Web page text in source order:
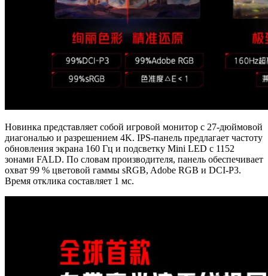
Новинка представляет собой игровой монитор с 27-дюймовой
диагональю и разрешением 4K. IPS-панель предлагает частоту
обновления экрана 160 Гц и подсветку Mini LED с 1152
зонами FALD. По словам производителя, панель обеспечивает
охват 99 % цветовой гаммы sRGB, Adobe RGB и DCI-P3.
Время отклика составляет 1 мс.